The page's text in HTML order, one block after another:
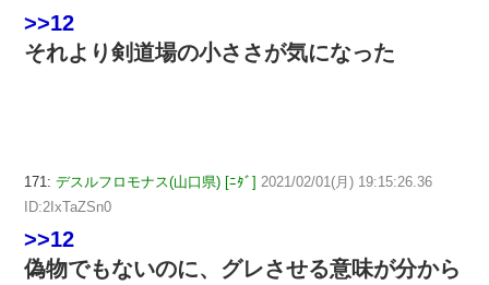
>>12
それより剣道場の小ささが気になった
171: デスルフロモナス(山口県) [ﾆﾀﾞ] 2021/02/01(月) 19:15:26.36
ID:2IxTaZSn0
>>12
偽物でもないのに、グレさせる意味が分から